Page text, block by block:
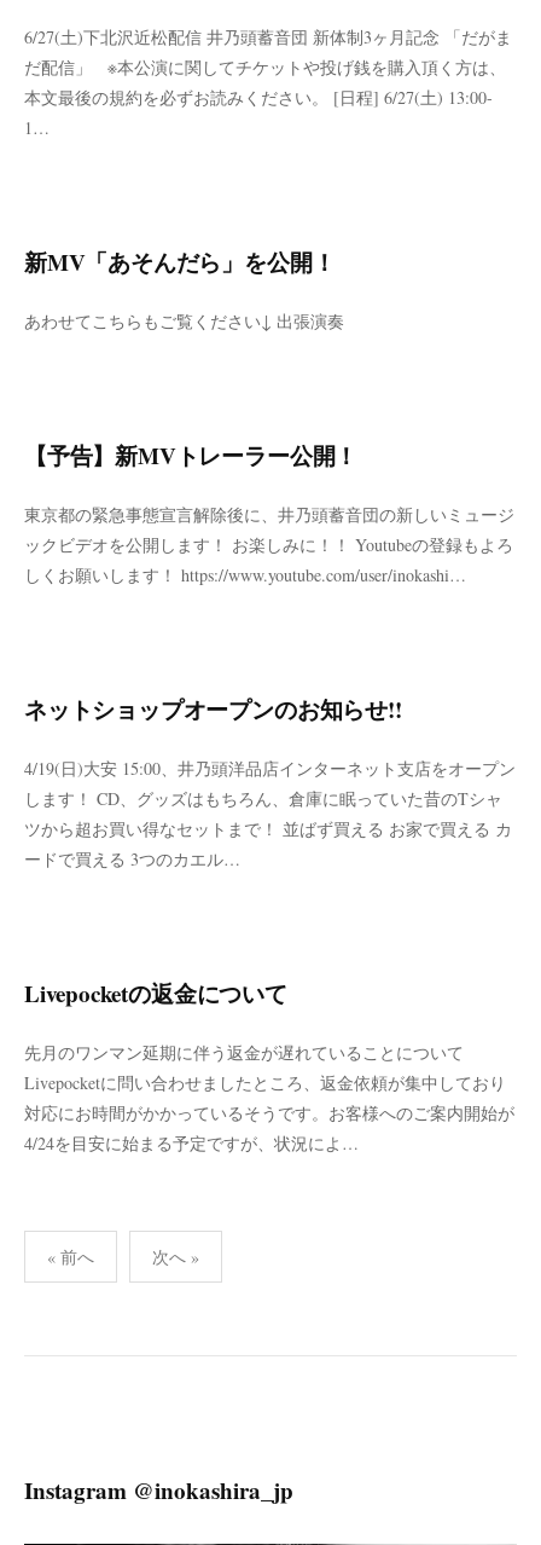
6/27(土)下北沢近松配信 井乃頭蓄音団 新体制3ヶ月記念 「だがま
だ配信」 ※本公演に関してチケットや投げ銭を購入頂く方は、
本文最後の規約を必ずお読みください。 [日程] 6/27(土) 13:00-
1…
新MV「あそんだら」を公開！
あわせてこちらもご覧ください↓ 出張演奏
【予告】新MVトレーラー公開！
東京都の緊急事態宣言解除後に、井乃頭蓄音団の新しいミュージ
ックビデオを公開します！ お楽しみに！！ Youtubeの登録もよろ
しくお願いします！ https://www.youtube.com/user/inokashi…
ネットショップオープンのお知らせ!!
4/19(日)大安 15:00、井乃頭洋品店インターネット支店をオープン
します！ CD、グッズはもちろん、倉庫に眠っていた昔のTシャ
ツから超お買い得なセットまで！ 並ばず買える お家で買える カ
ードで買える 3つのカエル…
Livepocketの返金について
先月のワンマン延期に伴う返金が遅れていることについて
Livepocketに問い合わせましたところ、返金依頼が集中しており
対応にお時間がかかっているそうです。お客様へのご案内開始が
4/24を目安に始まる予定ですが、状況によ…
稿
ン
« 前へ 次へ »
Instagram @inokashira_jp